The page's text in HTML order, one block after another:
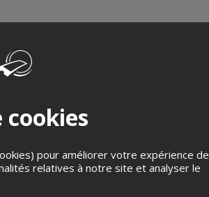
pour améliorer votre expérience de
relatives à notre site et analyser le